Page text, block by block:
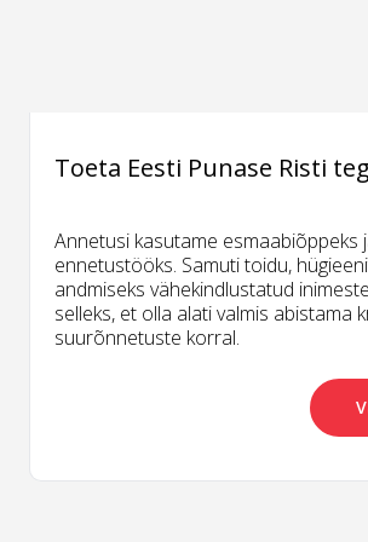
Toeta Eesti Punase Risti
Annetusi kasutame esmaabiõppeks
ennetustööks. Samuti toidu,
andmiseks vähekindlustatud
selleks, et olla alati valmis abistama
suurõnnetuste korral.